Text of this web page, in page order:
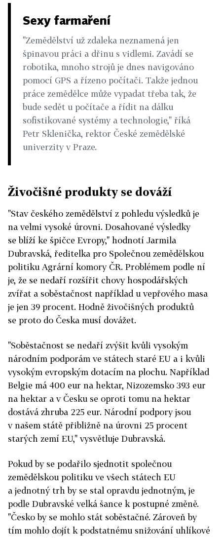
Sexy farmaření
"Zemědělství už zdaleka neznamená jen
špinavou práci a dřinu s vidlemi. Zavádí se
robotika, mnoho strojů je dnes navigováno
pomocí GPS a řízeno počítači. Takže jednou
práce zemědělce může vypadat třeba tak, že
bude sedět u počítače a řídit na dálku
sofistikované systémy a technologie," říká
Petr Sklenička, rektor České zemědělské
univerzity v Praze.
Živočišné produkty se dováží
"Stav českého zemědělství z pohledu výsledků je
na velmi vysoké úrovni. Dosahované výsledky
se blíží ke špičce Evropy," hodnotí Jarmila
Dubravská, ředitelka pro Společnou zemědělskou
politiku Agrární komory ČR. Problémem podle ní
je, že se nedaří rozšířit chovy hospodářských
zvířat a soběstačnost například u vepřového masa
je jen 39 procent. Hodně živočišných produktů
se proto do Česka musí dovážet.
"Soběstačnost se nedaří zvýšit kvůli vysokým
národním podporám ve státech staré EU a i kvůli
vysokým evropským dotacím na plochu. Například
Belgie má 400 eur na hektar, Nizozemsko 393 eur
na hektar a v Česku se oproti tomu na hektar
dostává zhruba 225 eur. Národní podpory jsou
v našem státě přibližně na úrovni 25 procent
starých zemí EU," vysvětluje Dubravská.
Pokud by se podařilo sjednotit společnou
zemědělskou politiku ve všech státech EU
a jednotný trh by se stal opravdu jednotným, je
podle Dubravské velká šance k postupné změně.
"Česko by se mohlo stát soběstačné. Zároveň by
tím mohlo dojít k podstatnému snižování uhlíkové